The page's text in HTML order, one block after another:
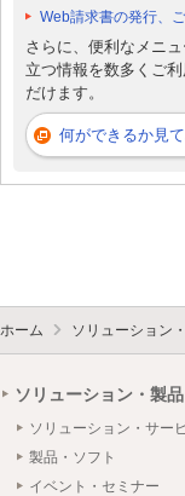
Web請求書の発行、
さらに、便利なメニ
立つ情報を数多くご
だけます。
何ができるか見
ホーム ソリューション
ソリューション・製品
ソリューション・サー
製品・ソフト
イベント・セミナー